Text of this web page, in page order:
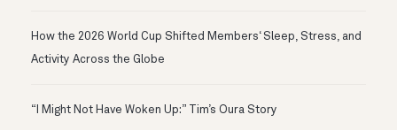
How the 2026 World Cup Shifted Members‘ Sleep, Stress, and
Activity Across the Globe
“I Might Not Have Woken Up:” Tim’s Oura Story